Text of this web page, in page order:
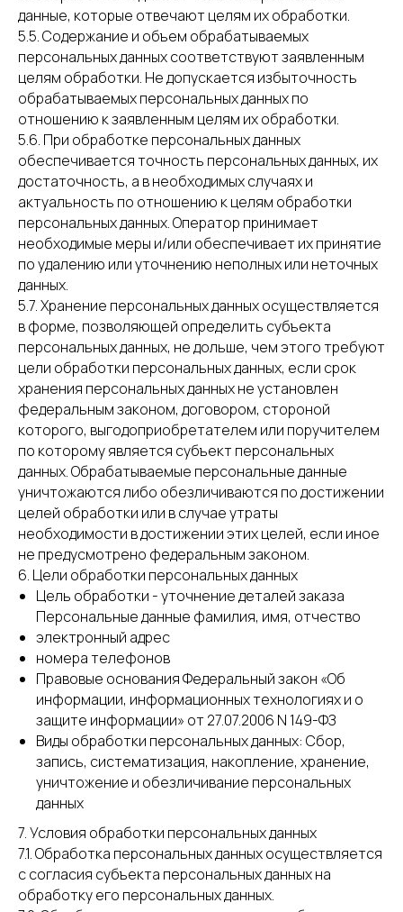
данные, которые отвечают целям их обработки.
5.5. Содержание и объем обрабатываемых
персональных данных соответствуют заявленным
целям обработки. Не допускается избыточность
обрабатываемых персональных данных по
отношению к заявленным целям их обработки.
5.6. При обработке персональных данных
обеспечивается точность персональных данных, их
достаточность, а в необходимых случаях и
актуальность по отношению к целям обработки
персональных данных. Оператор принимает
необходимые меры и/или обеспечивает их принятие
по удалению или уточнению неполных или неточных
данных.
5.7. Хранение персональных данных осуществляется
в форме, позволяющей определить субъекта
персональных данных, не дольше, чем этого требуют
цели обработки персональных данных, если срок
хранения персональных данных не установлен
федеральным законом, договором, стороной
которого, выгодоприобретателем или поручителем
по которому является субъект персональных
данных. Обрабатываемые персональные данные
уничтожаются либо обезличиваются по достижении
целей обработки или в случае утраты
необходимости в достижении этих целей, если иное
не предусмотрено федеральным законом.
6. Цели обработки персональных данных
Цель обработки - уточнение деталей заказа
Персональные данные фамилия, имя, отчество
электронный адрес
номера телефонов
Правовые основания Федеральный закон «Об
информации, информационных технологиях и о
защите информации» от 27.07.2006 N 149-ФЗ
Виды обработки персональных данных: Сбор,
запись, систематизация, накопление, хранение,
уничтожение и обезличивание персональных
данных
7. Условия обработки персональных данных
7.1. Обработка персональных данных осуществляется
с согласия субъекта персональных данных на
обработку его персональных данных.